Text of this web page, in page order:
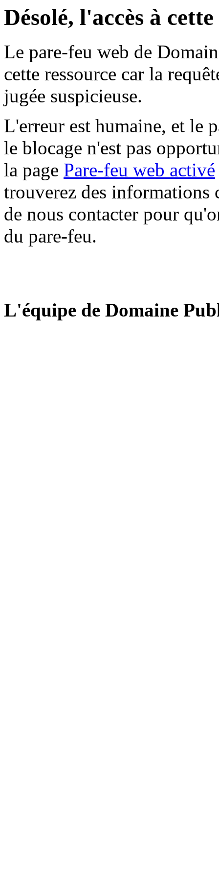
Désolé, l'accès à
Le pare-feu web de
cette ressource car la
jugée suspicieuse.
L'erreur est humaine, et le
le blocage n'est pas
la page Pare-feu web activé
trouverez des informations
de nous contacter pour
du pare-feu.
L'équipe de Domaine